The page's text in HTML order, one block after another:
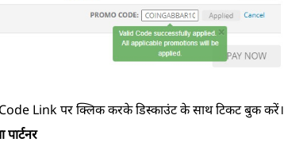
Link पर क्लिक करके डिस्काउंट के साथ टिकट बुक करें।